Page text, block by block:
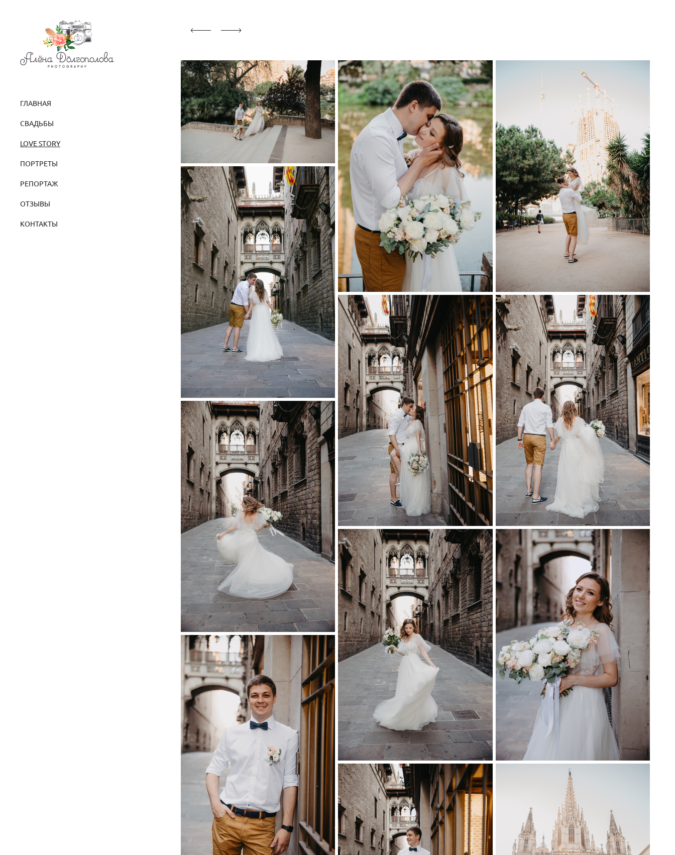
ГЛАВНАЯ
СВАДЬБЫ
LOVE STORY
ПОРТРЕТЫ
РЕПОРТАЖ
ОТЗЫВЫ
КОНТАКТЫ